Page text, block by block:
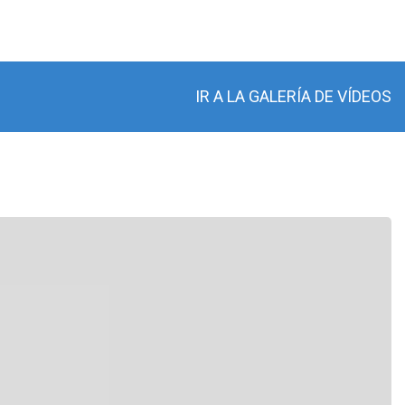
IR A LA GALERÍA DE VÍDEOS